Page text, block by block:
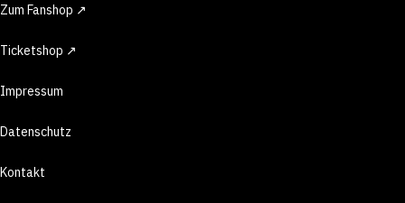
Zum Fanshop ↗
Ticketshop ↗
Impressum
Datenschutz
Kontakt